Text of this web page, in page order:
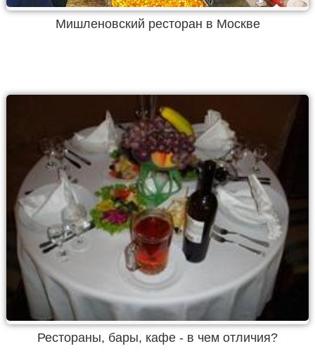
Мишленовский ресторан в Москве
Рестораны, бары, кафе - в чем отличия?